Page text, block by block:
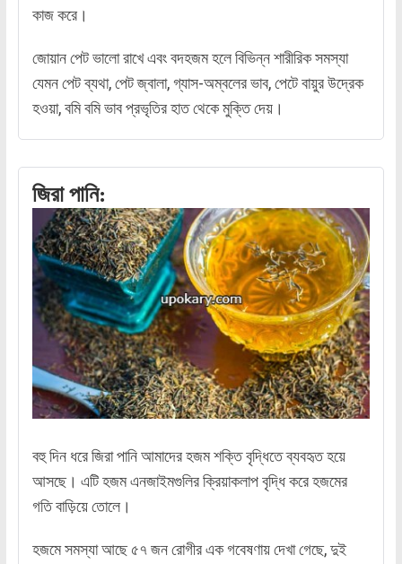
কাজ করে।
জোয়ান পেট ভালো রাখে এবং বদহজম হলে বিভিন্ন শারীরিক সমস্যা
যেমন পেট ব্যথা, পেট জ্বালা, গ্যাস-অম্বলের ভাব, পেটে বায়ুর উদ্রেক
হওয়া, বমি বমি ভাব প্রভৃতির হাত থেকে মুক্তি দেয়।
জিরা পানি:
বহু দিন ধরে জিরা পানি আমাদের হজম শক্তি বৃদ্ধিতে ব্যবহৃত হয়ে
আসছে। এটি হজম এনজাইমগুলির ক্রিয়াকলাপ বৃদ্ধি করে হজমের
গতি বাড়িয়ে তোলে।
হজমে সমস্যা আছে ৫৭ জন রোগীর এক গবেষণায় দেখা গেছে, দুই